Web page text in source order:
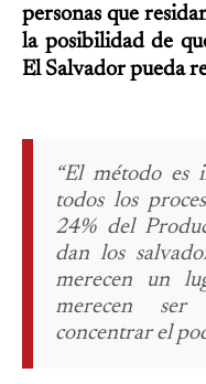
personas que
la posibilidad de
El Salvador pueda
“El método es
todos los
24% del
dan los
merecen un
merecen ser
concentrar el